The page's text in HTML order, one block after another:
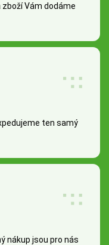
zboží Vám dodáme
ten samý
nákup jsou pro nás